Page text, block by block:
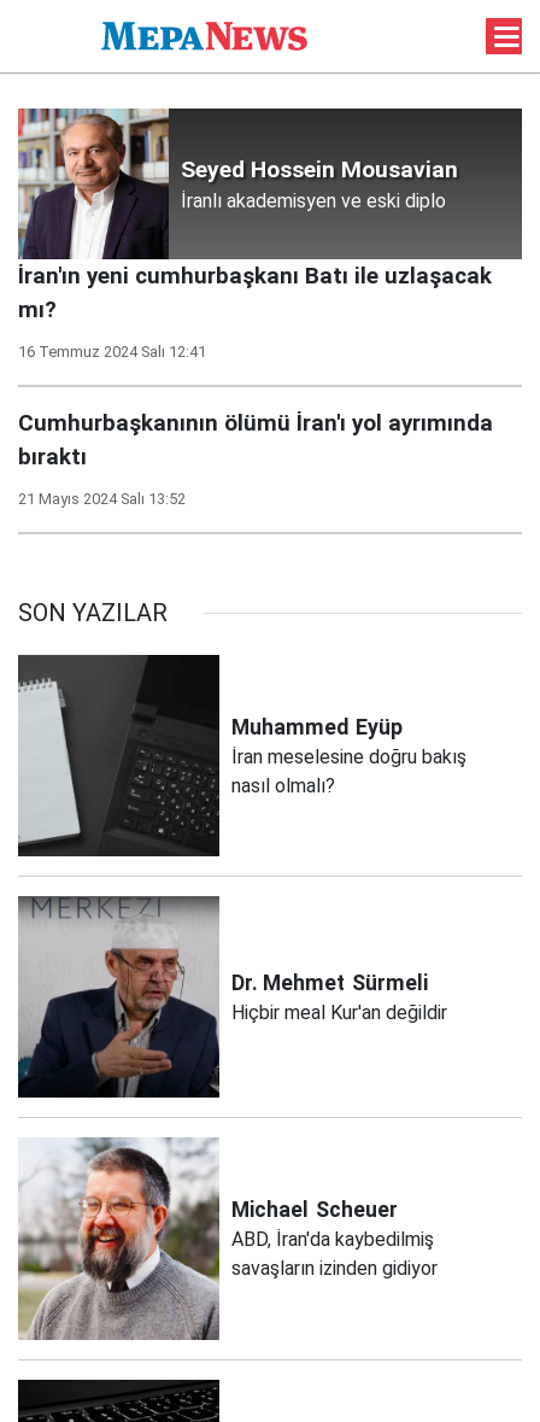
Seyed Hossein Mousavian
İranlı akademisyen ve eski diplo
İran'ın yeni cumhurbaşkanı Batı ile uzlaşacak
mı?
16 Temmuz 2024 Salı 12:41
Cumhurbaşkanının ölümü İran'ı yol ayrımında
bıraktı
21 Mayıs 2024 Salı 13:52
SON YAZILAR
Muhammed Eyüp
İran meselesine doğru bakış
nasıl olmalı?
Dr. Mehmet Sürmeli
Hiçbir meal Kur'an değildir
Michael Scheuer
ABD, İran'da kaybedilmiş
savaşların izinden gidiyor